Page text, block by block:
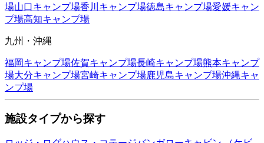
場山口キャンプ場香川 キャンプ場徳島キャンプ場愛媛キャン
プ場高知キャンプ場
九州・沖縄
福岡キャンプ場佐賀キャンプ場長崎キャンプ場熊本キャンプ
場大分キャンプ場宮崎キャンプ場鹿児島キャンプ場沖縄キャ
ンプ場
施設タイプから探す